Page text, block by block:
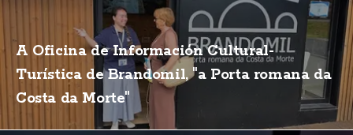
A Oficina de Información Cultural-
Turística de Brandomil, "a Porta romana da
Costa da Morte"